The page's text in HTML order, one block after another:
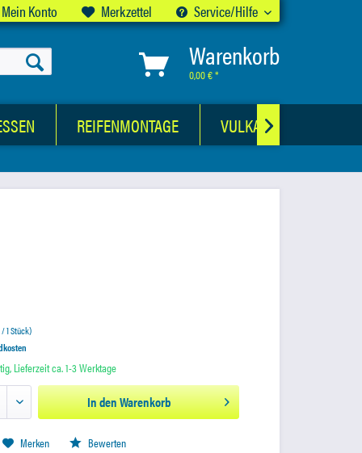
Mein Konto Merkzettel Service/Hilfe
Warenkorb
0,00 € *
REIFENMONTAGE 
1 Stück)
Lieferzeit ca. 1-3 Werktage
In denWarenkorb
Merken Bewerten